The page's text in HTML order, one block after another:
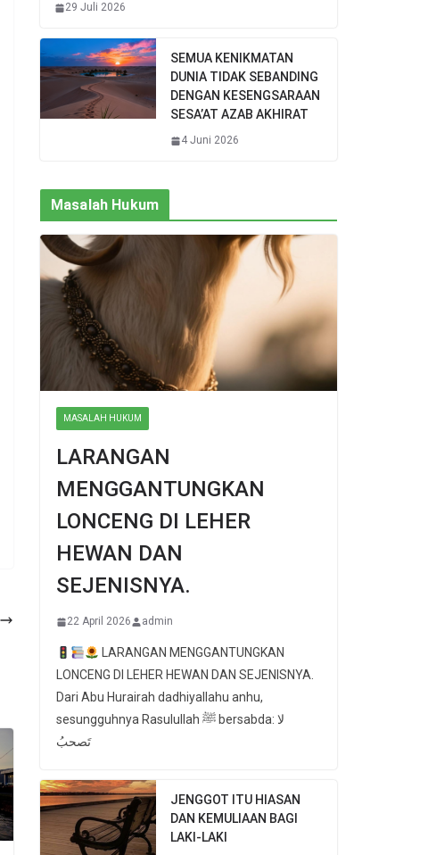
29 Juli 2026
SEMUA KENIKMATAN
DUNIA TIDAK SEBANDING
DENGAN KESENGSARAAN
SESA’AT AZAB AKHIRAT
4 Juni 2026
Masalah Hukum
MASALAH HUKUM
LARANGAN
MENGGANTUNGKAN
LONCENG DI LEHER
HEWAN DAN
SEJENISNYA.
22 April 2026 admin
LARANGAN MENGGANTUNGKAN
LONCENG DI LEHER HEWAN DAN SEJENISNYA.
Dari Abu Hurairah dadhiyallahu anhu,
sesungguhnya Rasulullah ﷺ bersabda: لا
تَصحبُ
JENGGOT ITU HIASAN
DAN KEMULIAAN BAGI
LAKI-LAKI